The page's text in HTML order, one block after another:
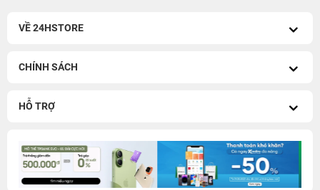
VỀ 24HSTORE
CHÍNH SÁCH
HỖ TRỢ